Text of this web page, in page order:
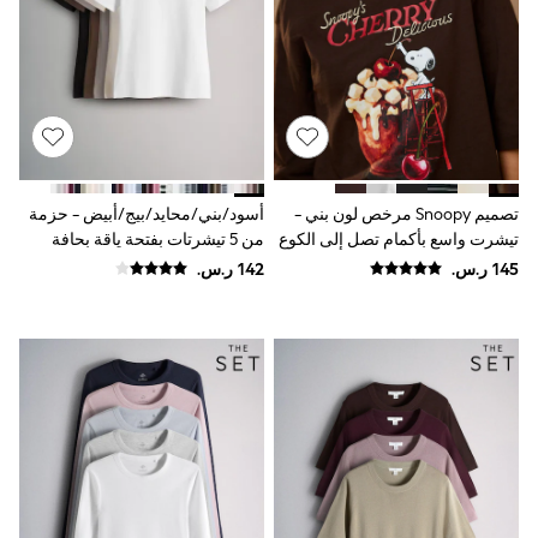
Joggers
adidas
Nike
All Girls Schoolwear
Shoes
Dresses
Trousers
Skirts
Shirts
Polo Shirts
Sweatshirts
Cardigans
Socks & Tights
All Girls Sports & Swimwear
Trainers & Pumps
Swimwear
Tops
Leggings
تصميم Snoopy مرخص لون بني -
تيشرت واسع بأكمام تصل إلى الكوع
وياقة مستديرة
أسود/بني/محايد/بيج/أبيض - حزمة
من 5 تيشرتات بفتحة ياقة بحافة
مستديرة وبتلبيس ضيق من The Set